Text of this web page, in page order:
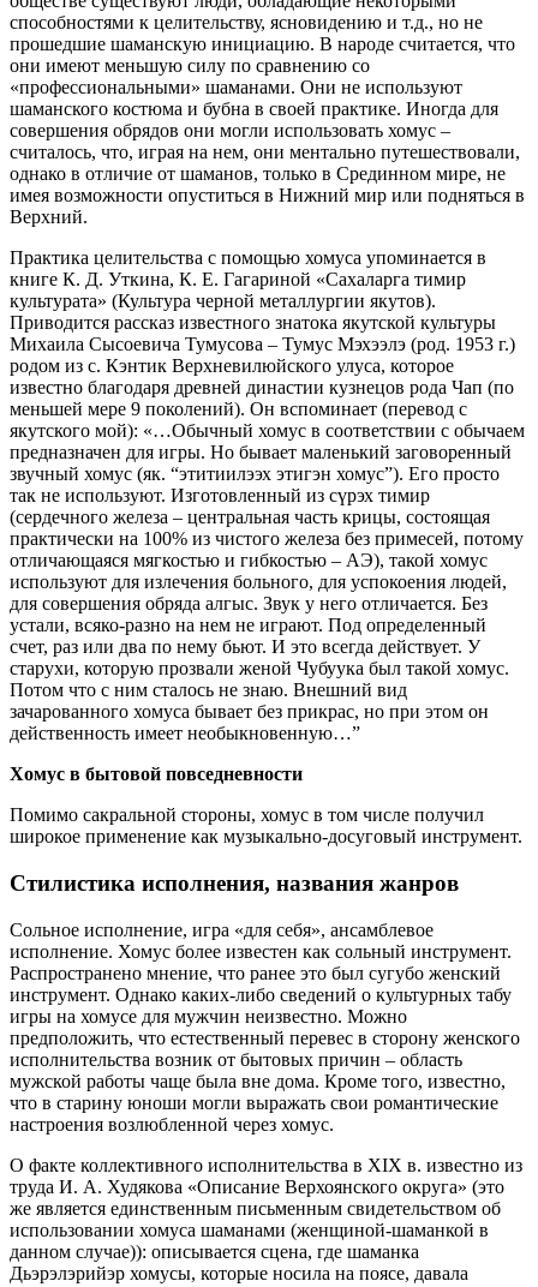
способностями к целительству, ясновидению и т.д., но не
прошедшие шаманскую инициацию. В народе считается, что
они имеют меньшую силу по сравнению со
«профессиональными» шаманами. Они не используют
шаманского костюма и бубна в своей практике. Иногда для
совершения обрядов они могли использовать хомус –
считалось, что, играя на нем, они ментально путешествовали,
однако в отличие от шаманов, только в Срединном мире, не
имея возможности опуститься в Нижний мир или подняться в
Верхний.
Практика целительства с помощью хомуса упоминается в
книге К. Д. Уткина, К. Е. Гагариной «Сахаларга тимир
культурата» (Культура черной металлургии якутов).
Приводится рассказ известного знатока якутской культуры
Михаила Сысоевича Тумусова – Тумус Мэхээлэ (род. 1953 г.)
родом из с. Кэнтик Верхневилюйского улуса, которое
известно благодаря древней династии кузнецов рода Чап (по
меньшей мере 9 поколений). Он вспоминает (перевод с
якутского мой): «…Обычный хомус в соответствии с обычаем
предназначен для игры. Но бывает маленький заговоренный
звучный хомус (як. “этитиилээх этигэн хомус”). Его просто
так не используют. Изготовленный из сүрэх тимир
(сердечного железа – центральная часть крицы, состоящая
практически на 100% из чистого железа без примесей, потому
отличающаяся мягкостью и гибкостью – АЭ), такой хомус
используют для излечения больного, для успокоения людей,
для совершения обряда алгыс. Звук у него отличается. Без
устали, всяко-разно на нем не играют. Под определенный
счет, раз или два по нему бьют. И это всегда действует. У
старухи, которую прозвали женой Чубуука был такой хомус.
Потом что с ним сталось не знаю. Внешний вид
зачарованного хомуса бывает без прикрас, но при этом он
действенность имеет необыкновенную…”
Хомус в бытовой повседневности
Помимо сакральной стороны, хомус в том числе получил
широкое применение как музыкально-досуговый инструмент.
Стилистика исполнения, названия жанров
Сольное исполнение, игра «для себя», ансамблевое
исполнение. Хомус более известен как сольный инструмент.
Распространено мнение, что ранее это был сугубо женский
инструмент. Однако каких-либо сведений о культурных табу
игры на хомусе для мужчин неизвестно. Можно
предположить, что естественный перевес в сторону женского
исполнительства возник от бытовых причин – область
мужской работы чаще была вне дома. Кроме того, известно,
что в старину юноши могли выражать свои романтические
настроения возлюбленной через хомус.
О факте коллективного исполнительства в XIX в. известно из
труда И. А. Худякова «Описание Верхоянского округа» (это
же является единственным письменным свидетельством об
использовании хомуса шаманами (женщиной-шаманкой в
данном случае)): описывается сцена, где шаманка
Дьэрэлэрийэр хомусы, которые носила на поясе, давала